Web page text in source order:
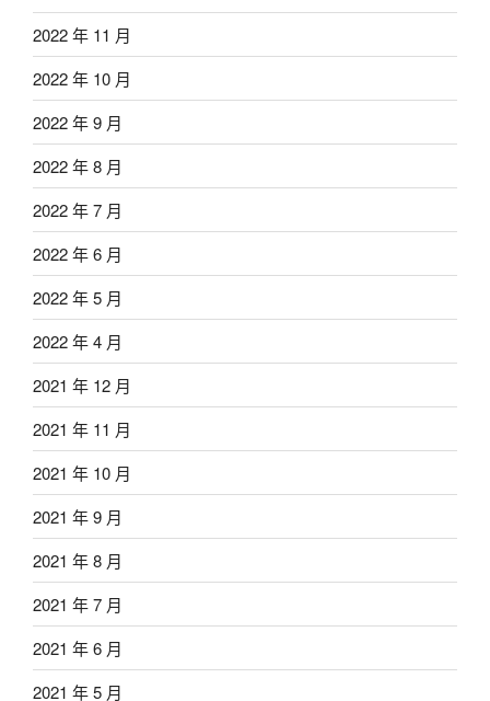
2022 年 11 月
2022 年 10 月
2022 年 9 月
2022 年 8 月
2022 年 7 月
2022 年 6 月
2022 年 5 月
2022 年 4 月
2021 年 12 月
2021 年 11 月
2021 年 10 月
2021 年 9 月
2021 年 8 月
2021 年 7 月
2021 年 6 月
2021 年 5 月